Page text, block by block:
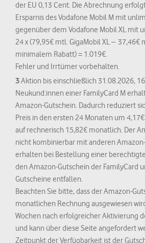
der EU 0,13 Cent. Die Abrechnung
Ersparnis des Vodafone Mobil M mit
gegenüber dem Vodafone Mobil XL mit
24 x (79,95€ mtl. GigaMobil XL – 37,46€
minimalem Rabatt) = 1.019€.
Fehler und Irrtümer vorbehalten.
3Aktion bis einschließlich 31.08.2026,
Neukund:innen einer FamilyCard M
Amazon-Gutschein. Dadurch reduziert
Preis in den ersten 24 Monaten um
auf rechnerisch 15,82€ monatlich. Der
nicht kombinierbar mit anderen
erhalten bei Bestellung einer
den Amazon-Gutschein der FamilyCard
Gutscheine entfallen.
Beachten Sie bitte, dass der Amazon-
monatlichen Rechnung ausgewiesen
Wochen nach erfolgreicher Aktivierung
und kann über diese Seite angefordert
Zeitpunkt der Verfügbarkeit ist der